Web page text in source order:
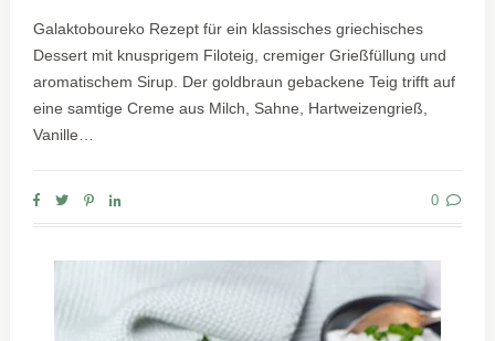
Galaktoboureko Rezept für ein klassisches griechisches
Dessert mit knusprigem Filoteig, cremiger Grießfüllung und
aromatischem Sirup. Der goldbraun gebackene Teig trifft auf
eine samtige Creme aus Milch, Sahne, Hartweizengrieß,
Vanille…
0